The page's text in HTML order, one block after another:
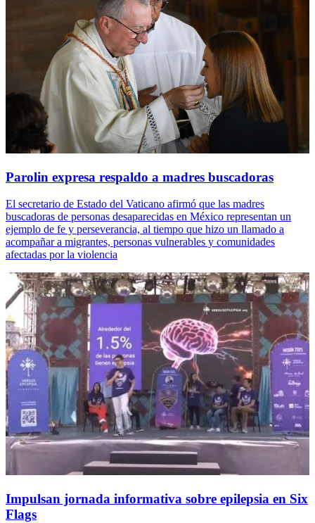
Parolin expresa respaldo a madres buscadoras
El secretario de Estado del Vaticano afirmó que las madres
buscadoras de personas desaparecidas en México representan un
ejemplo de fe y perseverancia, al tiempo que hizo un llamado a
acompañar a migrantes, personas vulnerables y comunidades
afectadas por la violencia
Impulsan jornada informativa sobre epilepsia en Six
Flags